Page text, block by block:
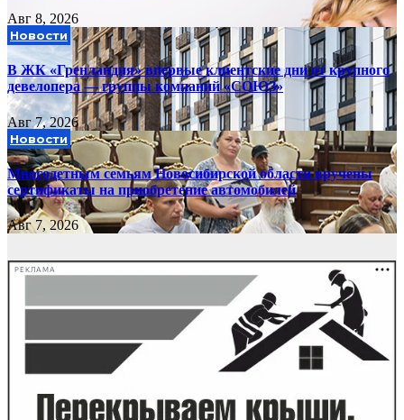
Авг 8, 2026
Новости
В ЖК «Гренландия» впервые клиентские дни от крупного
девелопера — группы компаний «СОЮЗ»
Авг 7, 2026
Новости
Многодетным семьям Новосибирской области вручены
сертификаты на приобретение автомобилей
Авг 7, 2026
РЕКЛАМА